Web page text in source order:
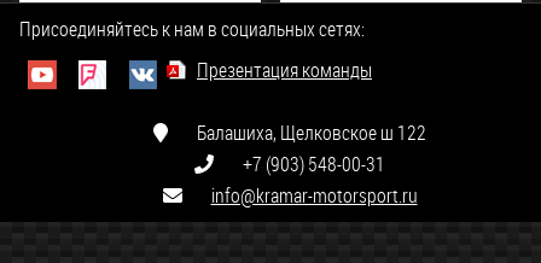
Присоединяйтесь к нам в социальных сетях:
Презентация команды
Балашиха, Щелковское ш 122
+7 (903) 548-00-31
info@kramar-motorsport.ru